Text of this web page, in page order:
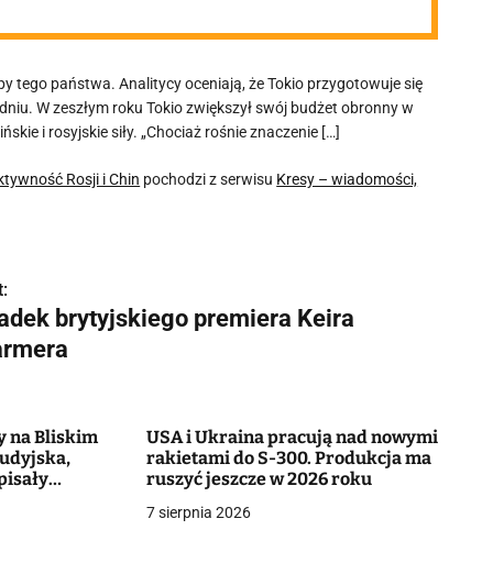
tego państwa. Analitycy oceniają, że Tokio przygotowuje się
W zeszłym roku Tokio zwiększył swój budżet obronny w
i rosyjskie siły. „Chociaż rośnie znaczenie […]
Rosji i Chin pochodzi z serwisu Kresy – wiadomości,
brytyjskiego premiera Keira
na Bliskim
USA i Ukraina pracują nad nowymi
rakietami do S-300. Produkcja ma
ruszyć jeszcze w 2026 roku
7 sierpnia 2026